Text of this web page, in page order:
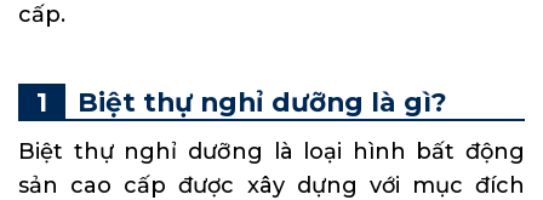
cấp.
Biệt thự nghỉ dưỡng là gì?
Biệt thự nghỉ dưỡng là loại hình bất động
sản cao cấp được xây dựng với mục đích